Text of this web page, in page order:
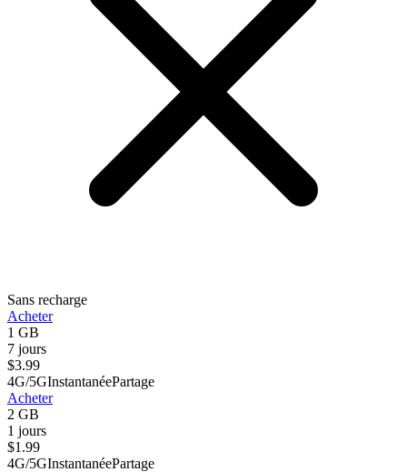
Sans recharge
Acheter
1 GB
7 jours
$3.99
4G/5GInstantanéePartage
Acheter
2 GB
1 jours
$1.99
4G/5GInstantanéePartage